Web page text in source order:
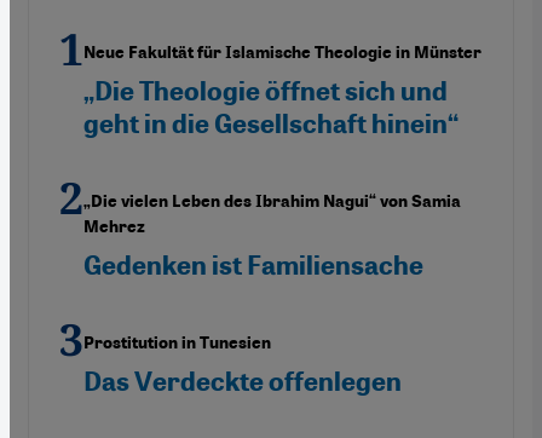
Neue Fakultät für Islamische Theologie in Münster
„Die Theologie öffnet sich und
geht in die Gesellschaft hinein“
„Die vielen Leben des Ibrahim Nagui“ von Samia
Mehrez
Gedenken ist Familiensache
Prostitution in Tunesien
Das Verdeckte offenlegen